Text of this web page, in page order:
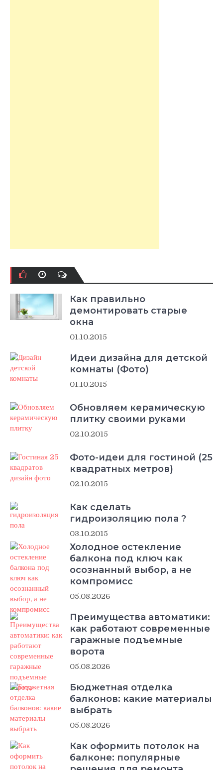
Как правильно
демонтировать старые
окна
01.10.2015
Идеи дизайна для детской
комнаты (Фото)
01.10.2015
Обновляем керамическую
плитку своими руками
02.10.2015
Фото-идеи для гостиной (25
квадратных метров)
02.10.2015
Как сделать
гидроизоляцию пола ?
03.10.2015
Холодное остекление
балкона под ключ как
осознанный выбор, а не
компромисс
05.08.2026
Преимущества автоматики:
как работают современные
гаражные подъемные
ворота
05.08.2026
Бюджетная отделка
балконов: какие материалы
выбрать
05.08.2026
Как оформить потолок на
балконе: популярные